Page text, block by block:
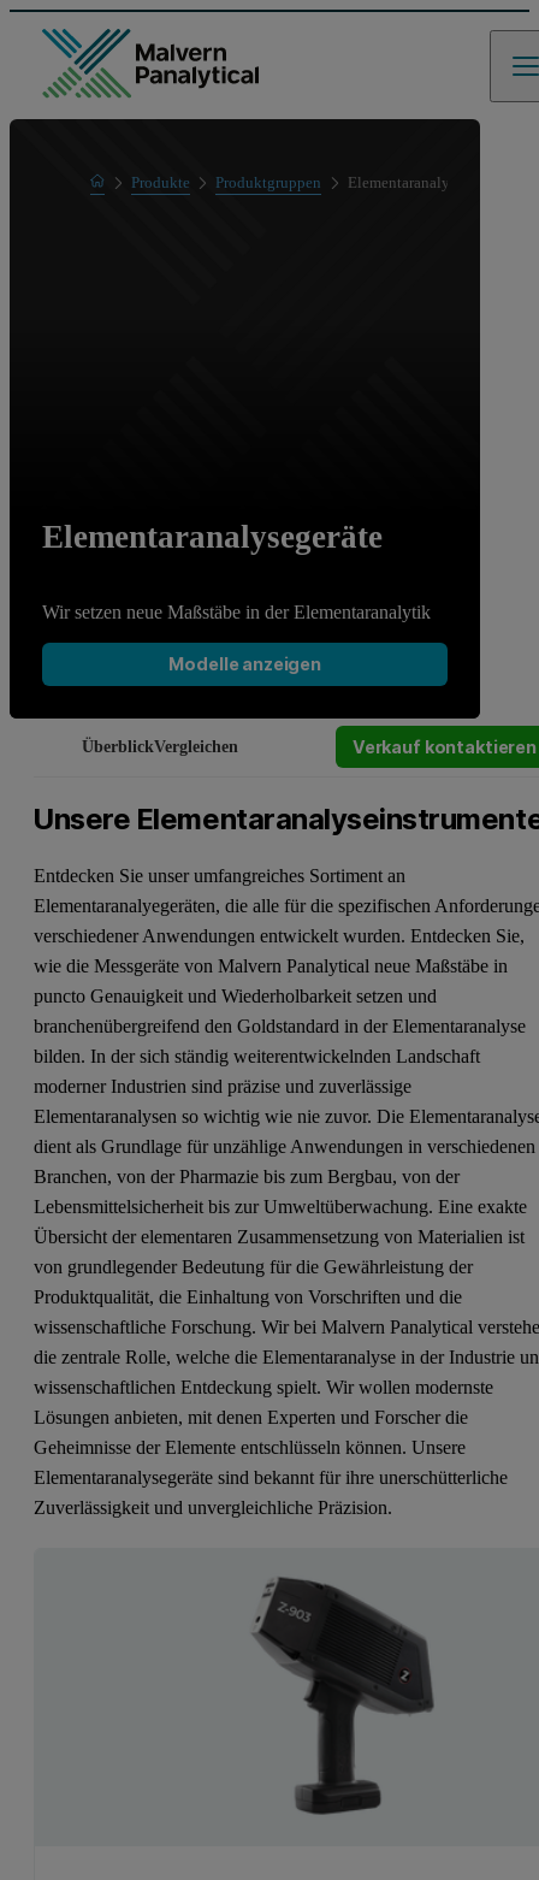
HomeProdukte Produktgruppen Elementaranalysegeräte
Elementaranalysegeräte
Wir setzen neue Maßstäbe in der Elementaranalytik
Modelle anzeigen
ÜberblickVergleichen Verkauf kontaktieren
Unsere
Entdecken Sie unser umfangreiches Sortiment an
Elementaranalyegeräten, die alle für die spezifischen
verschiedener Anwendungen entwickelt wurden. Entdecken Sie,
wie die Messgeräte von Malvern Panalytical neue Maßstäbe in
puncto Genauigkeit und Wiederholbarkeit setzen und
branchenübergreifend den Goldstandard in der Elementaranalyse
bilden. In der sich ständig weiterentwickelnden Landschaft
moderner Industrien sind präzise und zuverlässige
Elementaranalysen so wichtig wie nie zuvor. Die
dient als Grundlage für unzählige Anwendungen in verschiedenen
Branchen, von der Pharmazie bis zum Bergbau, von der
Lebensmittelsicherheit bis zur Umweltüberwachung. Eine exakte
Übersicht der elementaren Zusammensetzung von Materialien ist
von grundlegender Bedeutung für die Gewährleistung der
Produktqualität, die Einhaltung von Vorschriften und die
wissenschaftliche Forschung. Wir bei Malvern Panalytical
die zentrale Rolle, welche die Elementaranalyse in der Industrie
wissenschaftlichen Entdeckung spielt. Wir wollen modernste
Lösungen anbieten, mit denen Experten und Forscher die
Geheimnisse der Elemente entschlüsseln können. Unsere
Elementaranalysegeräte sind bekannt für ihre unerschütterliche
Zuverlässigkeit und unvergleichliche Präzision.